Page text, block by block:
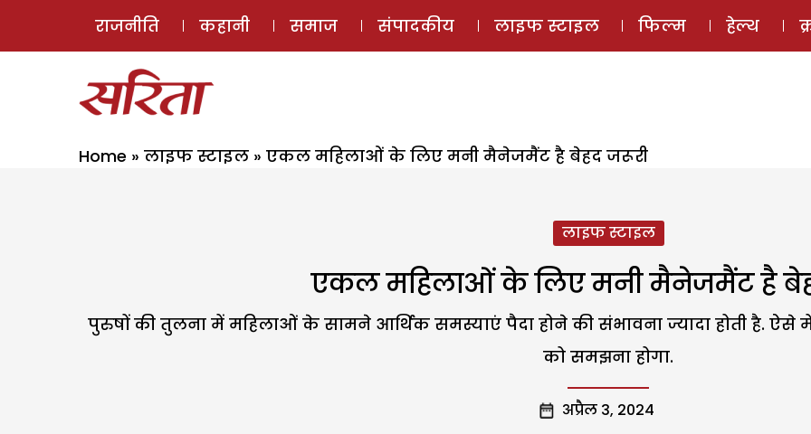
ई-मैगज़ीन
राजनीति कहानी समाज संपादकीय लाइफ स्टाइल फिल्म हेल्थ
Home » लाइफ स्टाइल » एकल महिलाओं के लिए मनी मैनेजमैंट है बेहद जरूरी
लाइफ स्टाइल
एकल महिलाओं के लिए मनी मैनेजमैंट है
पुरुषों की तुलना में महिलाओं के सामने आर्थिक समस्याएं पैदा होने की संभावना ज्यादा होती है.
को समझना होगा.
अप्रैल 3, 2024